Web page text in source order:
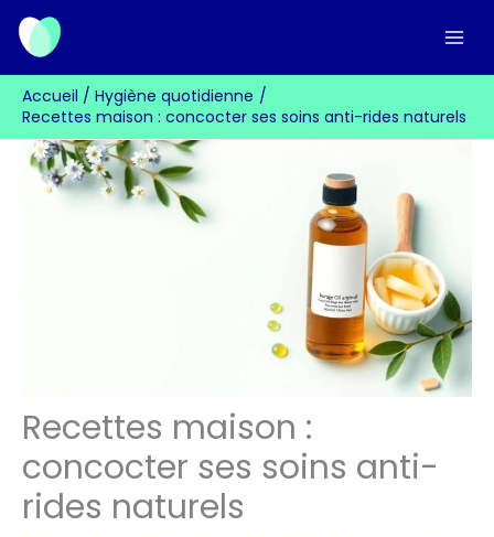
Aller
contenu
Accueil
Hygiène quotidienne
Recettes maison : concocter ses soins anti-rides naturels
Recettes maison :
concocter ses soins anti-
rides naturels